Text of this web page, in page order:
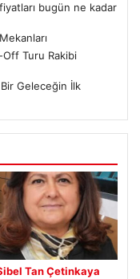
bugün ne kadar
Off Turu Rakibi
Geleceğin İlk
Tan Çetinkaya